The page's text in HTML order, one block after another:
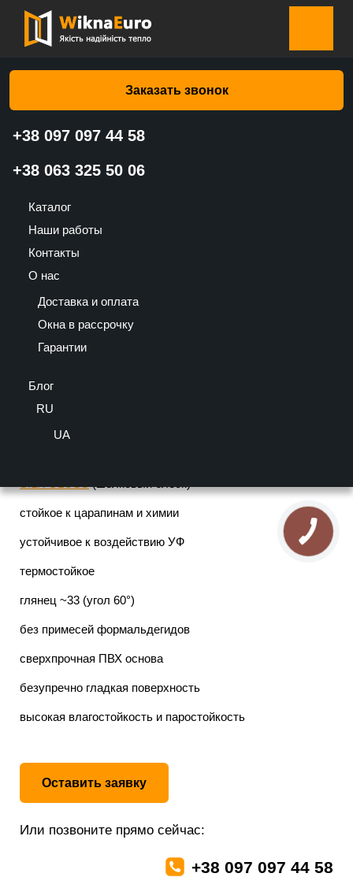
Заказать звонок
+38 097 097 44 58
+38 063 325 50 06
Каталог
Наши работы
Контакты
О нас
Доставка и оплата
Окна в рассрочку
Гарантии
Блог
RU
UA
Главная страница»Каталог
подоконник Мрамор silk gloss – Estera
Пластиковый подоконник
390 UAH
Производитель:
поверхности:
Капинос:
экране.
стойкое к царапинам и химии
устойчивое к воздействию УФ
термостойкое
глянец ~33 (угол 60°)
без примесей формальдегидов
сверхпрочная ПВХ основа
безупречно гладкая поверхность
высокая влагостойкость и паростойкость
Оставить заявку
Или позвоните прямо сейчас:
+38 097 097 44 58